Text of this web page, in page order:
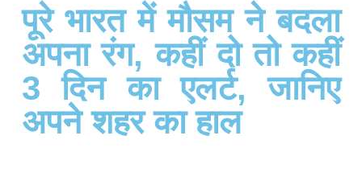
पूरे भारत में मौसम ने बदला
अपना रंग, कहीं दो तो कहीं
3 दिन का एलर्ट, जानिए
अपने शहर का हाल